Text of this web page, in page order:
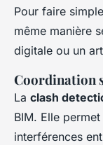
Pour faire
même manière
digitale ou un
Coordination
La clash
BIM. Elle
interférences